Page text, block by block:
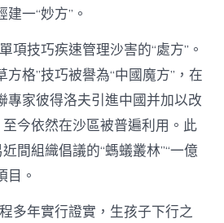
一“妙方”。
項技巧疾速管理沙害的“處方”。
方格”技巧被譽為“中國魔方”，在
專家彼得洛夫引進中國并加以改
今依然在沙區被普遍利用。此
間組織倡議的“螞蟻叢林”“一億
目。
多年實行證實，生孩子下行之